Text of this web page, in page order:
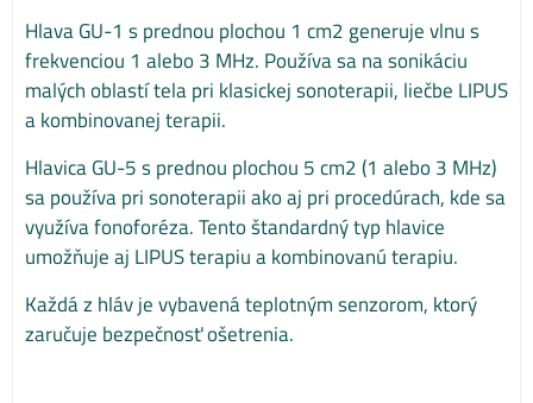
Hlava GU-1 s prednou plochou 1 cm2 generuje vlnu s
frekvenciou 1 alebo 3 MHz. Používa sa na sonikáciu
malých oblastí tela pri klasickej sonoterapii, liečbe LIPUS
a kombinovanej terapii.
Hlavica GU-5 s prednou plochou 5 cm2 (1 alebo 3 MHz)
sa používa pri sonoterapii ako aj pri procedúrach, kde sa
využíva fonoforéza. Tento štandardný typ hlavice
umožňuje aj LIPUS terapiu a kombinovanú terapiu.
Každá z hláv je vybavená teplotným senzorom, ktorý
zaručuje bezpečnosť ošetrenia.